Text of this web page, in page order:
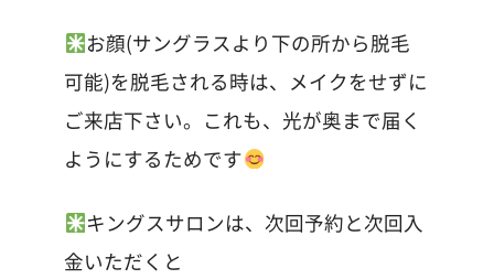
お顔(サングラスより下の所から脱毛
可能)を脱毛される時は、メイクをせずに
ご来店下さい。これも、光が奥まで届く
ようにするためです
キングスサロンは、次回予約と次回入
金いただくと